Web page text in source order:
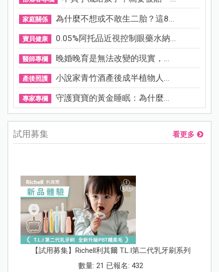
家庭關係 為什麼不想或不敢生二胎？這8...
寶貝健康 0.05%阿托品近視控制眼藥水納...
醫師專欄 晚婚晚育是無法改變的現實，...
產後照護 小說家青竹酒產後成半植物人...
專家專欄 守護寶寶的黃金睡眠：為什麼...
試用募集 看更多
【試用募集】Richell利其爾 T.L.I第二代乳牙刷系列
數量: 21 已報名: 432